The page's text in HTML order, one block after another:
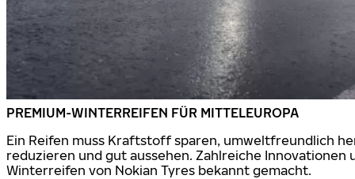
PREMIUM-WINTERREIFEN FÜR MITTELEUROPA
Ein Reifen muss Kraftstoff sparen, umweltfreundlich
reduzieren und gut aussehen. Zahlreiche
Winterreifen von Nokian Tyres bekannt gemacht.